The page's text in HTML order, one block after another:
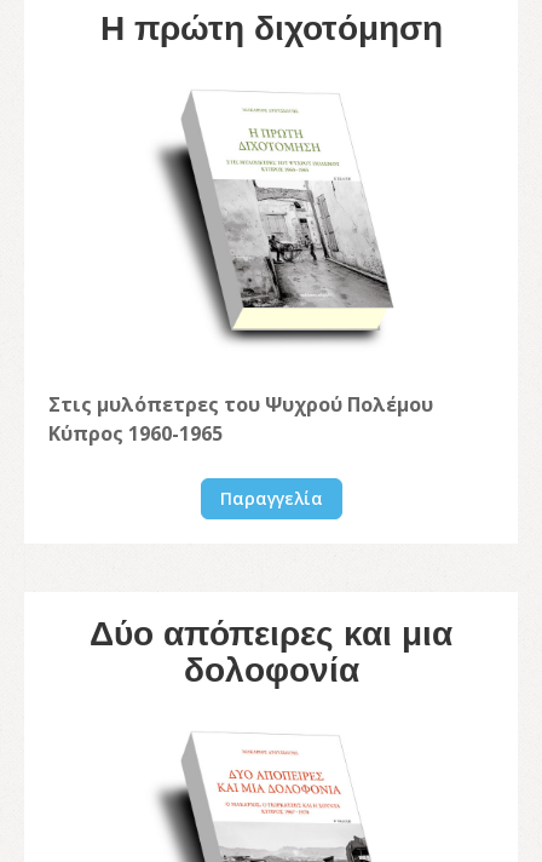
Η πρώτη διχοτόμηση
Στις μυλόπετρες του Ψυχρού Πολέμου
Κύπρος 1960-1965
Παραγγελία
Δύο απόπειρες και μια
δολοφονία